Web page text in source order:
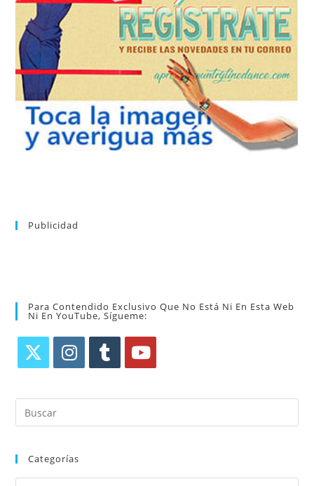
Tras registrarte tendrás acceso completo a la web. Puedes
consultar el directorio alfabético de vídeos tutoriales y
aprender la coreografía que más te apetezca. Recibirás en tu
correo la newsletter con las novedades tanto en el blog, como
de nuevos bailes. En cualquier momento puedes dar de baja
tu suscripción a la newsletter sin dejar de estar registrado.
REGÍSTRATE
Publicidad
Para Contendido Exclusivo Que No Está Ni En Esta Web
Ni En YouTube, Sígueme:
Categorías